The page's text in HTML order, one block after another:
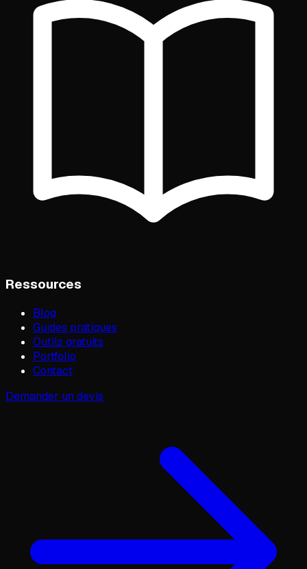
Ressources
Blog
Guides pratiques
Outils gratuits
Portfolio
Contact
Demander un devis